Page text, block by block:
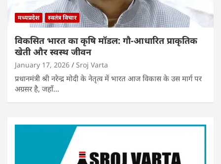
मध्यप्रदेश स्वतंत्र विचार
विकसित भारत का कृषि मॉडल: गौ-आधारित प्राकृतिक
खेती और स्वस्थ जीवन
January 17, 2026 Sroj Varta
प्रधानमंत्री श्री नरेन्द्र मोदी के नेतृत्व में भारत आज विकास के उस मार्ग पर
अग्रसर है, जहाँ…